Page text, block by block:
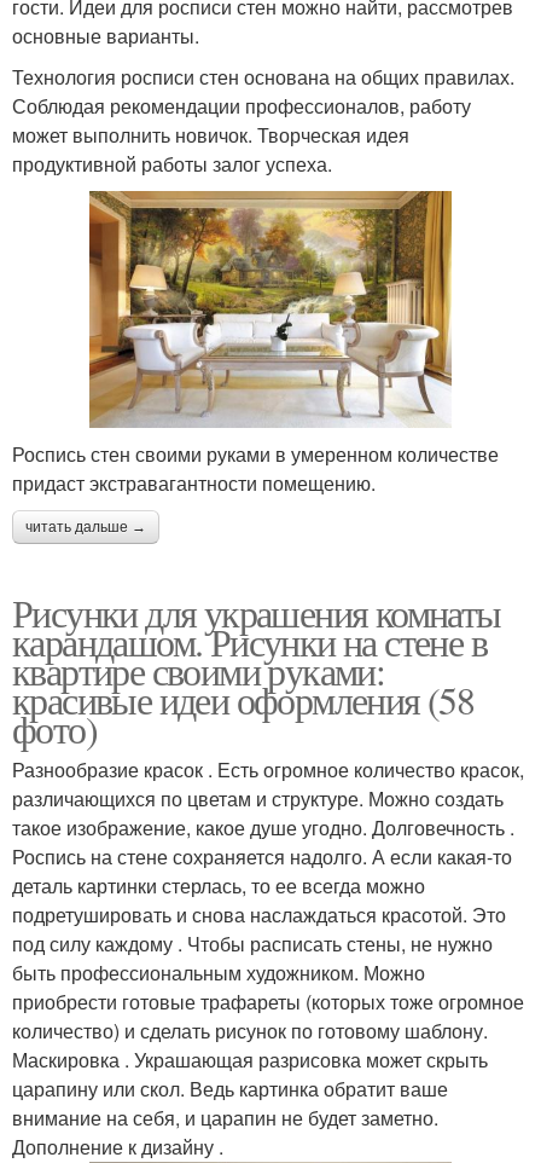
гости. Идеи для росписи стен можно найти, рассмотрев
основные варианты.
Технология росписи стен основана на общих правилах.
Соблюдая рекомендации профессионалов, работу
может выполнить новичок. Творческая идея
продуктивной работы залог успеха.
Роспись стен своими руками в умеренном количестве
придаст экстравагантности помещению.
читать дальше →
Рисунки для украшения комнаты
карандашом. Рисунки на стене в
квартире своими руками:
красивые идеи оформления (58
фото)
Разнообразие красок . Есть огромное количество красок,
различающихся по цветам и структуре. Можно создать
такое изображение, какое душе угодно. Долговечность .
Роспись на стене сохраняется надолго. А если какая-то
деталь картинки стерлась, то ее всегда можно
подретушировать и снова наслаждаться красотой. Это
под силу каждому . Чтобы расписать стены, не нужно
быть профессиональным художником. Можно
приобрести готовые трафареты (которых тоже огромное
количество) и сделать рисунок по готовому шаблону.
Маскировка . Украшающая разрисовка может скрыть
царапину или скол. Ведь картинка обратит ваше
внимание на себя, и царапин не будет заметно.
Дополнение к дизайну .